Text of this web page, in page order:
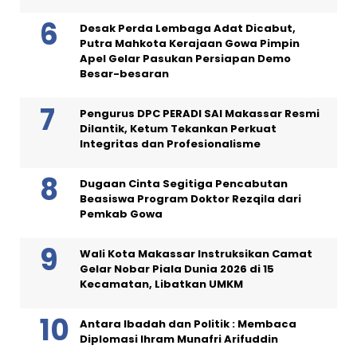
Desak Perda Lembaga Adat Dicabut,
Putra Mahkota Kerajaan Gowa Pimpin
Apel Gelar Pasukan Persiapan Demo
Besar-besaran
Pengurus DPC PERADI SAI Makassar Resmi
Dilantik, Ketum Tekankan Perkuat
Integritas dan Profesionalisme
Dugaan Cinta Segitiga Pencabutan
Beasiswa Program Doktor Rezqila dari
Pemkab Gowa
Wali Kota Makassar Instruksikan Camat
Gelar Nobar Piala Dunia 2026 di 15
Kecamatan, Libatkan UMKM
Antara Ibadah dan Politik : Membaca
Diplomasi Ihram Munafri Arifuddin